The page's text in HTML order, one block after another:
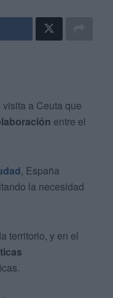
a Ceuta que
entre el
, España
la necesidad
territorio, y en el